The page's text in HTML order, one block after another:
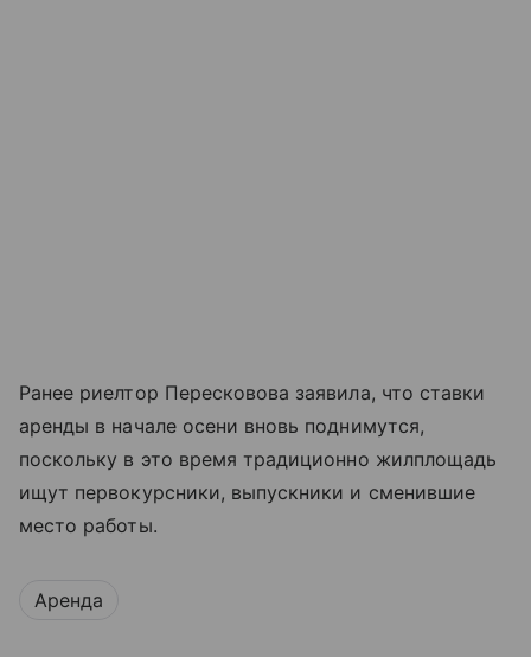
Ранее риелтор Пересковова заявила, что ставки
аренды в начале осени вновь поднимутся,
поскольку в это время традиционно жилплощадь
ищут первокурсники, выпускники и сменившие
место работы.
Аренда